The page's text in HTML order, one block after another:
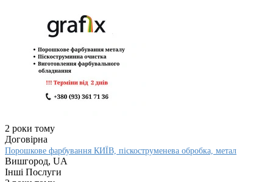
2 роки тому
Договірна
Порошкове фарбування КИЇВ, піскоструменева обробка, метал
Вишгород, UA
Інші Послуги